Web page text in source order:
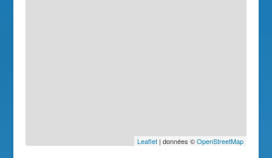
Leaflet| données ©OpenStreetMap